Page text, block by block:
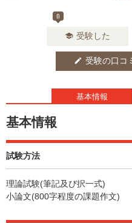
マ関連セミナーの開催など、ア
この資格を活用していただくこ
0
school 受験した
edit 受験の口コ
基本情報
基本情報
試験方法
理論試験(筆記及び択一式)
小論文(800字程度の課題作文)